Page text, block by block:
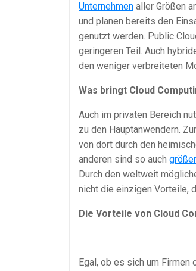
Unternehmen aller Größen
und planen bereits den
genutzt werden. Public
geringeren Teil. Auch
den weniger verbreiteten
Was bringt Cloud
Auch im privaten Bereich
zu den Hauptanwendern.
von dort durch den
anderen sind so auch
Durch den weltweit
nicht die einzigen Vorteile,
Die Vorteile von Cloud
Egal, ob es sich um